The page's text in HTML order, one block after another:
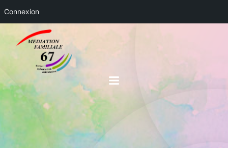
Connexion